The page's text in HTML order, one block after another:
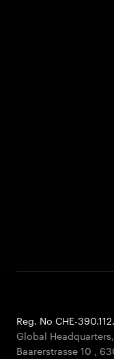
Reg. No CHE-
Global
Baarerstrasse 10 ,